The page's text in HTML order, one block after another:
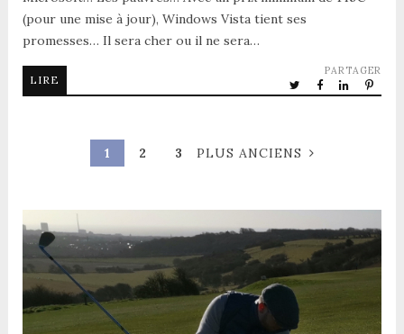
(pour une mise à jour), Windows Vista tient ses
promesses… Il sera cher ou il ne sera…
LIRE
PARTAGER
1 2 3 PLUS ANCIENS